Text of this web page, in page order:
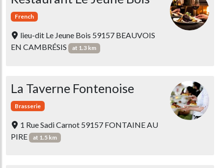
French
lieu-dit Le Jeune Bois 59157 BEAUVOIS
EN CAMBRÉSIS
at 1.3 km
La Taverne Fontenoise
Brasserie
1 Rue Sadi Carnot 59157 FONTAINE AU
PIRE
at 1.5 km